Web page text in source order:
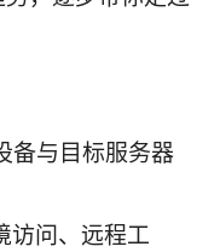
备与目标服务器
访问、远程工